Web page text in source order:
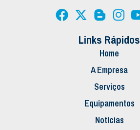
Links Rápidos
Home
A Empresa
Serviços
Equipamentos
Notícias